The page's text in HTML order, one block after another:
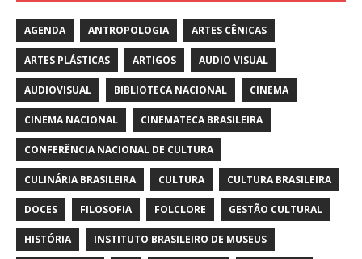
AGENDA ANTROPOLOGIA ARTES CÊNICAS
ARTES PLÁSTICAS ARTIGOS AUDIO VISUAL
AUDIOVISUAL BIBLIOTECA NACIONAL CINEMA
CINEMA NACIONAL CINEMATECA BRASILEIRA
CONFERÊNCIA NACIONAL DE CULTURA
CULINÁRIA BRASILEIRA CULTURA CULTURA BRASILEIRA
DOCES FILOSOFIA FOLCLORE GESTÃO CULTURAL
HISTÓRIA INSTITUTO BRASILEIRO DE MUSEUS